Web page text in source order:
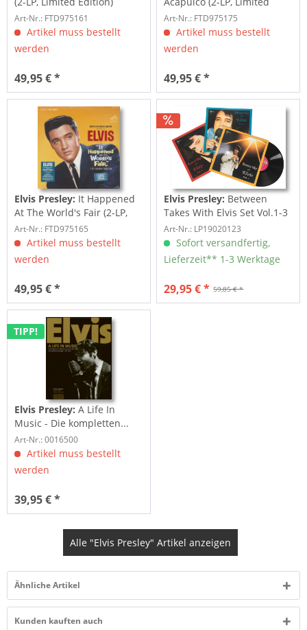
Art-Nr.: FTD975161
Artikel muss bestellt
werden
49,95 € *
Edition)
Art-Nr.: FTD975175
Artikel muss bestellt
werden
49,95 € *
Elvis Presley: It Happened
At The World's Fair (2-LP,
Limited...
Art-Nr.: FTD975165
Artikel muss bestellt
werden
49,95 € *
Elvis Presley: Between
Takes With Elvis Set Vol.1-3
(3-LP)
Art-Nr.: LP19020123
Sofort versandfertig,
Lieferzeit** 1-3 Werktage
59,85 € *
29,95 € *
TIPP!
Elvis Presley: A Life In
Music - Die kompletten...
Art-Nr.: 0016500
Artikel muss bestellt
werden
39,95 € *
Alle "Elvis Presley" Artikel anzeigen
Ähnliche Artikel
Kunden kauften auch